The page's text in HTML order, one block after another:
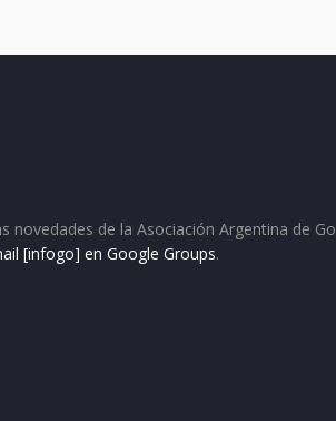
novedades de la Asociación Argentina de Go
[infogo] en Google Groups.